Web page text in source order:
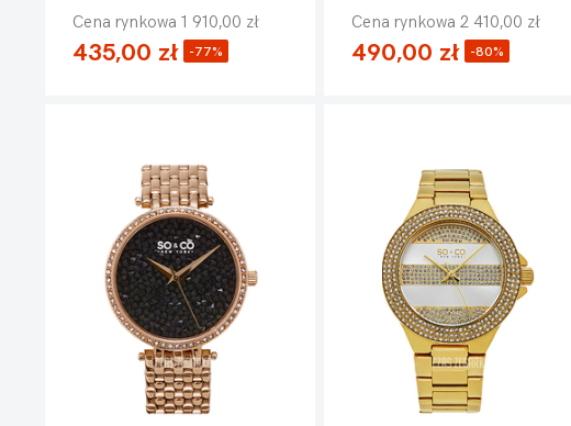
Cena rynkowa 1 910,00 zł
435,00 zł -77%
Cena rynkowa 2 410,00 zł
490,00 zł -80%